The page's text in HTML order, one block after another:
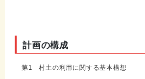
計画の構成
第1 村土の利用に関する基本構想